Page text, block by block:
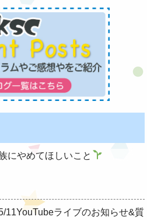
にやめてほしいこと
11YouTubeライブのお知らせ&質